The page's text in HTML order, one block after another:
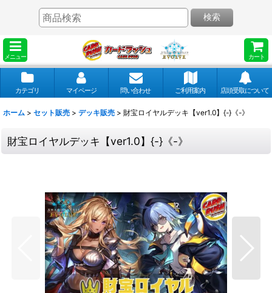
メニュー カート
検索
カテゴリ マイページ 問い合わせ ご利用案内 店頭受取について
ホーム > セット販売 > デッキ販売 > 財宝ロイヤルデッキ【ver1.0】{-}《-》
財宝ロイヤルデッキ【ver1.0】{-}《-》